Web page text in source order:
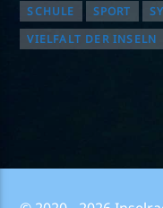
SCHULE
SPORT
VIELFALT DER INSELN